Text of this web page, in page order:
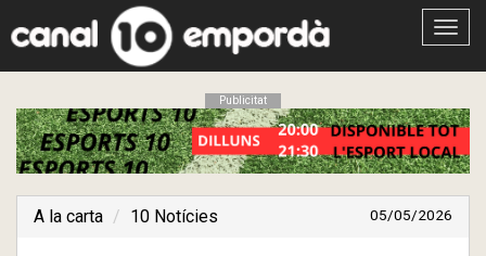
Obrir
Publicitat
A la carta 10 Notícies 05/05/2026